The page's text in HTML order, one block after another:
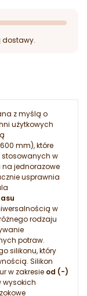
z myślą o
użytkowych
mm), które
stosowanych w
na jednorazowe
usprawnia
w
rodzaju
potraw.
silikonu, który
Silikon
w zakresie od (-)
wysokich